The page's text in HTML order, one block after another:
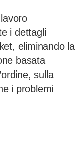
i dettagli
eliminando la
basata
sulla
i problemi